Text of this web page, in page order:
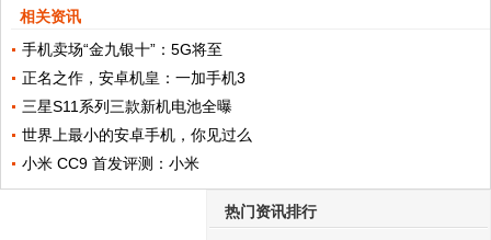
相关资讯
手机卖场“金九银十”：5G将至
正名之作，安卓机皇：一加手机3
三星S11系列三款新机电池全曝
世界上最小的安卓手机，你见过么
小米 CC9 首发评测：小米
热门资讯排行